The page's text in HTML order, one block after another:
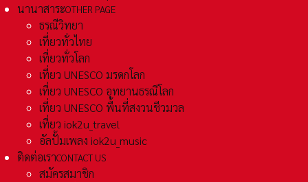
นานาสาระOTHER PAGE
ธรณีวิทยา
เที่ยวทั่วไทย
เที่ยวทั่วโลก
เที่ยว UNESCO มรดกโลก
เที่ยว UNESCO อุทยานธรณีโลก
เที่ยว UNESCO พื้นที่สงวนชีวมวล
เที่ยว iok2u_travel
อัลปั้มเพลง iok2u_music
ติดต่อเราCONTACT US
สมัครสมาชิก